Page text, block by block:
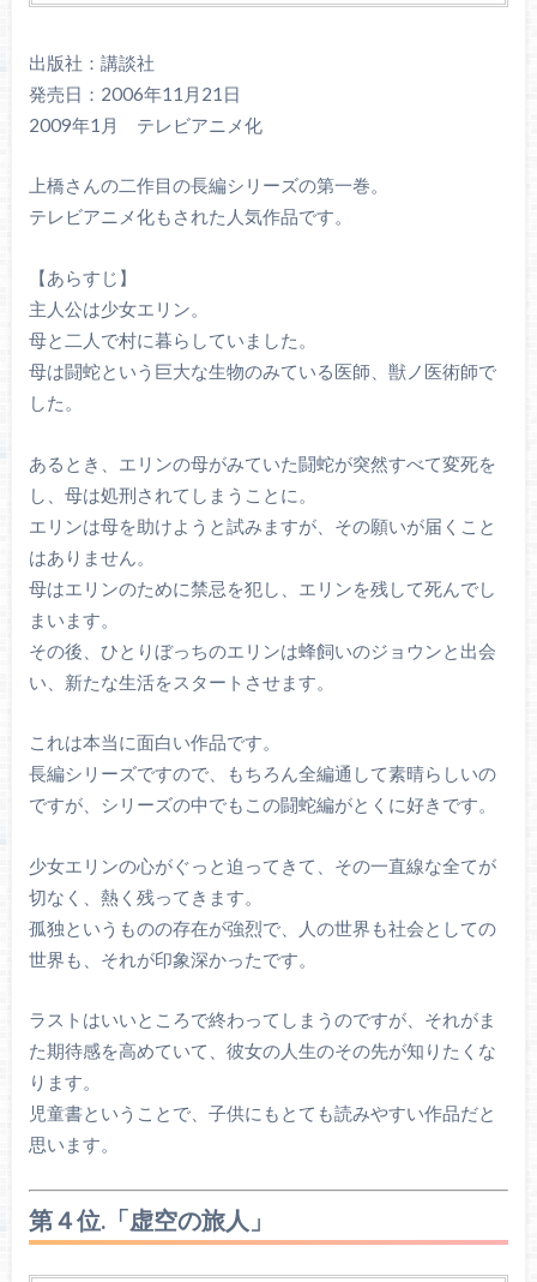
出版社：講談社
発売日：2006年11月21日
2009年1月 テレビアニメ化
上橋さんの二作目の長編シリーズの第一巻。
テレビアニメ化もされた人気作品です。
【あらすじ】
主人公は少女エリン。
母と二人で村に暮らしていました。
母は闘蛇という巨大な生物のみている医師、獣ノ医術師で
した。
あるとき、エリンの母がみていた闘蛇が突然すべて変死を
し、母は処刑されてしまうことに。
エリンは母を助けようと試みますが、その願いが届くこと
はありません。
母はエリンのために禁忌を犯し、エリンを残して死んでし
まいます。
その後、ひとりぼっちのエリンは蜂飼いのジョウンと出会
い、新たな生活をスタートさせます。
これは本当に面白い作品です。
長編シリーズですので、もちろん全編通して素晴らしいの
ですが、シリーズの中でもこの闘蛇編がとくに好きです。
少女エリンの心がぐっと迫ってきて、その一直線な全てが
切なく、熱く残ってきます。
孤独というものの存在が強烈で、人の世界も社会としての
世界も、それが印象深かったです。
ラストはいいところで終わってしまうのですが、それがま
た期待感を高めていて、彼女の人生のその先が知りたくな
ります。
児童書ということで、子供にもとても読みやすい作品だと
思います。
第４位.「虚空の旅人」